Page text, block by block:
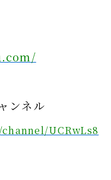
ンネル
UCRwLs8